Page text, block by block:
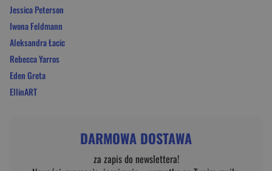
Jessica Peterson
Iwona Feldmann
Aleksandra Łacic
Rebecca Yarros
Eden Greta
EllinART
DARMOWA DOSTAWA
za zapis do newslettera!